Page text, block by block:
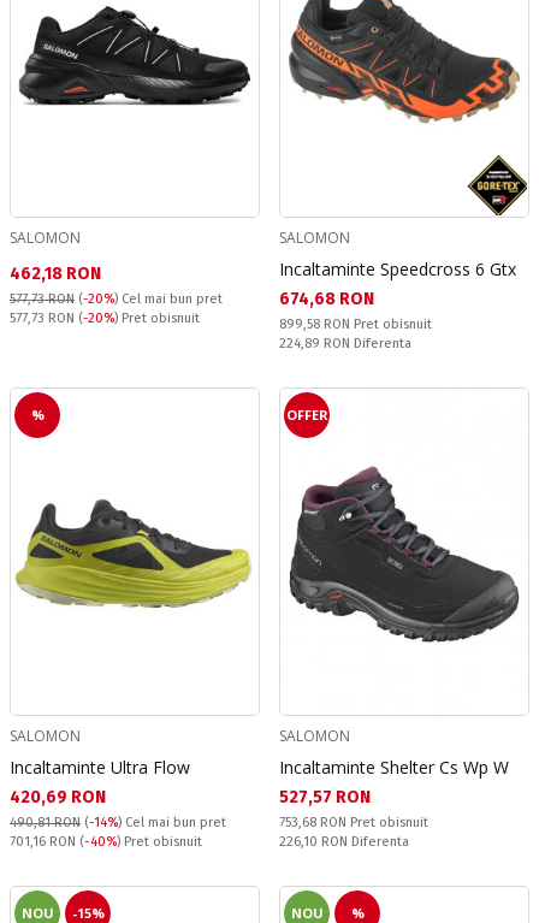
SALOMON
Текуща цена:
462,18 RON
577,73 RON (-20%) Cel mai bun pret
Pret obisnuit:
577,73 RON (-20%) Pret obisnuit
SALOMON
Incaltaminte Speedcross 6 Gtx
Текуща цена:
674,68 RON
Pret obisnuit:
899,58 RON Pret obisnuit
Спестявате:
224,89 RON Diferenta
%
SALOMON
Incaltaminte Ultra Flow
Текуща цена:
420,69 RON
490,81 RON (-14%) Cel mai bun pret
Pret obisnuit:
701,16 RON (-40%) Pret obisnuit
OFFER
SALOMON
Incaltaminte Shelter Cs Wp W
Текуща цена:
527,57 RON
Pret obisnuit:
753,68 RON Pret obisnuit
Спестявате:
226,10 RON Diferenta
NOU -15% NOU %